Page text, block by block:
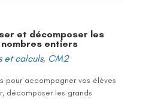
et décomposer les
entiers
et calculs, CM2
pour accompagner vos élèves
décomposer les grands